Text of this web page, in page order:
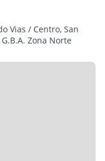
Y A UNAS 10
Vias / Centro, San
Zona Norte